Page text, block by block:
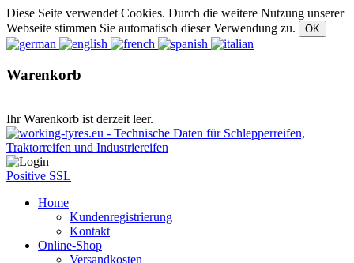
Diese Seite verwendet Cookies. Durch die weitere Nutzung unserer
Webseite stimmen Sie automatisch dieser Verwendung zu.
Warenkorb
Ihr Warenkorb ist derzeit leer.
Positive SSL
Home
Kundenregistrierung
Kontakt
Online-Shop
Versandkosten